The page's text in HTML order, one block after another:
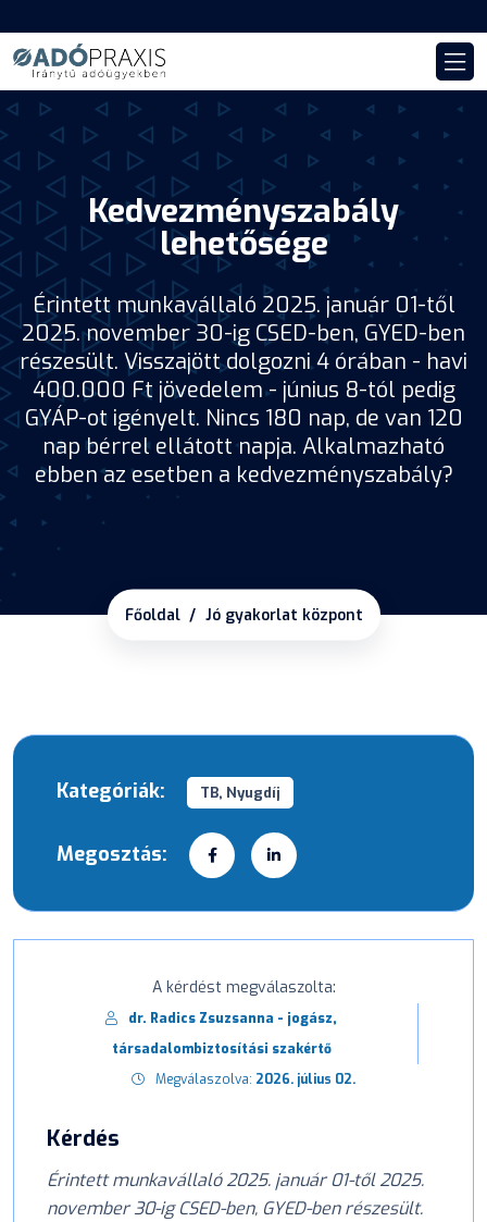
Kedvezményszabály
lehetősége
Érintett munkavállaló 2025. január 01-től
2025. november 30-ig CSED-ben, GYED-ben
részesült. Visszajött dolgozni 4 órában - havi
400.000 Ft jövedelem - június 8-tól pedig
GYÁP-ot igényelt. Nincs 180 nap, de van 120
nap bérrel ellátott napja. Alkalmazható
ebben az esetben a kedvezményszabály?
Főoldal Jó gyakorlat központ
Kategóriák: TB, Nyugdíj
Megosztás:
A kérdést megválaszolta:
dr. Radics Zsuzsanna - jogász,
társadalombiztosítási szakértő
Megválaszolva: 2026. július 02.
Kérdés
Érintett munkavállaló 2025. január 01-től 2025.
november 30-ig CSED-ben, GYED-ben részesült.